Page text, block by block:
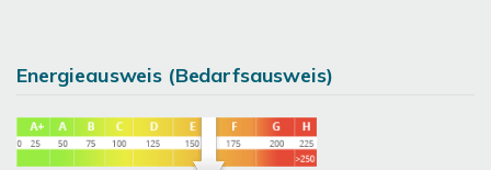
Energieausweis (Bedarfsausweis)